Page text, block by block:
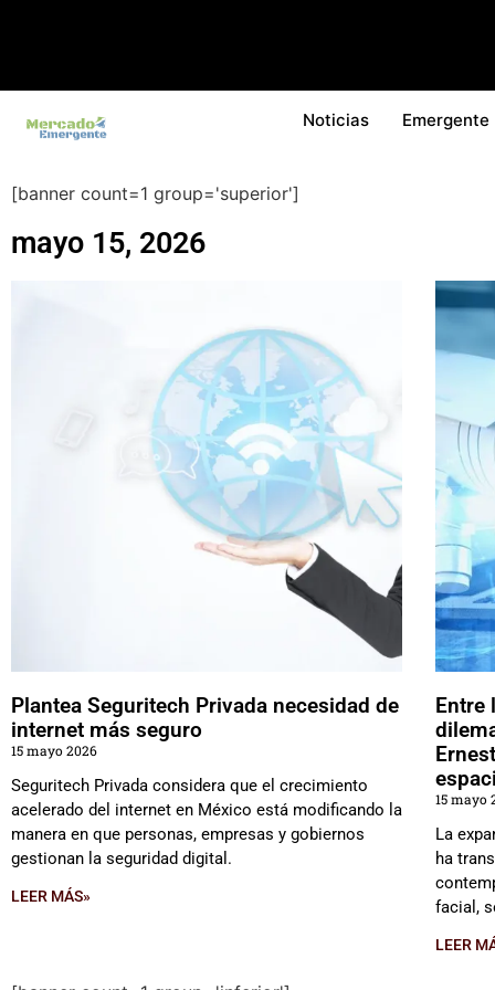
Noticias Emergente
[banner count=1 group='superior']
mayo 15, 2026
Plantea Seguritech Privada necesidad de
internet más seguro
15 mayo 2026
Seguritech Privada considera que el crecimiento
acelerado del internet en México está modificando la
manera en que personas, empresas y gobiernos
gestionan la seguridad digital.
LEER MÁS»
Entre
15 mayo
La
ha
facial,
LEER